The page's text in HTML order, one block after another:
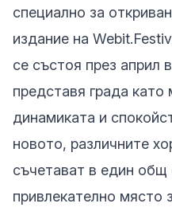
специално за
издание на
се състоя през април
представя града като
динамиката и
новото, различните
съчетават в един общ
привлекателно място